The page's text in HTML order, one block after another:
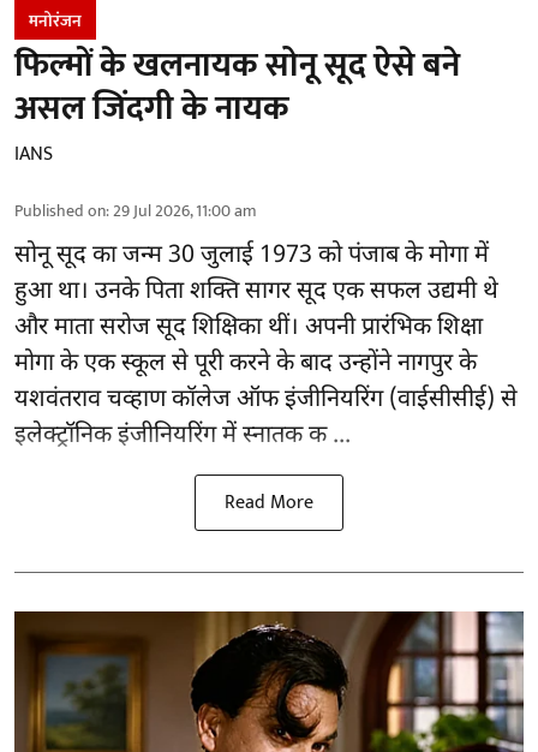
मनोरंजन
फिल्मों के खलनायक सोनू सूद ऐसे बने
असल जिंदगी के नायक
IANS
Published on:29 Jul 2026, 11:00 am
सोनू सूदका जन्म 30 जुलाई 1973 को पंजाब के मोगा में
हुआ था। उनके पिता शक्ति सागर सूद एक सफल उद्यमी थे
और माता सरोज सूद शिक्षिका थीं। अपनी प्रारंभिक शिक्षा
मोगा के एक स्कूल से पूरी करने के बाद उन्होंने नागपुर के
यशवंतराव चव्हाण कॉलेज ऑफ इंजीनियरिंग (वाईसीसीई) से
इलेक्ट्रॉनिक इंजीनियरिंग में स्नातक क ...
Read More